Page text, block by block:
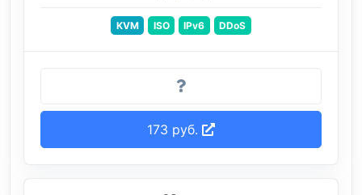
KVM ISO IPv6 DDoS
173 руб.